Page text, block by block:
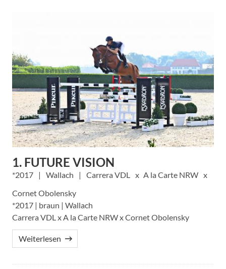
1. FUTURE VISION
2017 Wallach Carrera VDL
A la Carte NRW
Cornet Obolensky
*2017 | braun | Wallach
Carrera VDL x A la Carte NRW x Cornet Obolensky
Weiterlesen